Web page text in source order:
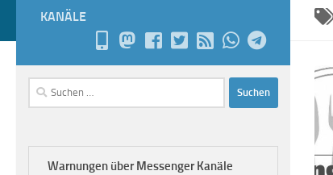
KANÄLE
Suchen
nach:
Warnungen über Messenger Kanäle